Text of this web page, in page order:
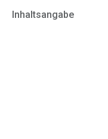
Inhaltsangabe